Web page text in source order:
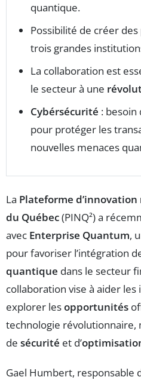
quantique.
Possibilité de créer des
trois grandes
La collaboration est
le secteur à une
Cybérsécurité : besoin
pour protéger les
nouvelles menaces
La Plateforme
du Québec(PINQ²) a
avec Enterprise Quantum,
pour favoriser l’intégration
quantique dans le secteur
collaboration vise à aider
explorer lesopportunités
technologie
de sécurité et d’
Gael Humbert, responsable